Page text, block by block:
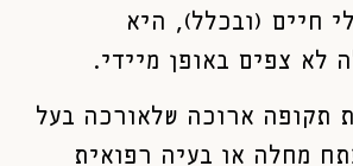
חיים (ובכלל), היא
לא צפים באופן מיידי.
תקופה ארוכה שלאורכה בעל
מחלה או בעיה רפואית